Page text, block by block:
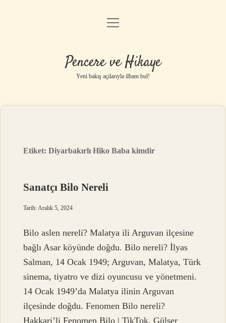
Anasayfa
Yasal Uyarı
menüyü
Pencere ve Hikaye
Yeni bakış açılarıyla ilham bul!
Etiket:Diyarbakırlı Hiko Baba kimdir
Sanatçı Bilo Nereli
Tarih: Aralık 5, 2024
Bilo aslen nereli? Malatya ili Arguvan ilçesine
bağlı Asar köyünde doğdu. Bilo nereli? İlyas
Salman, 14 Ocak 1949; Arguvan, Malatya, Türk
sinema, tiyatro ve dizi oyuncusu ve yönetmeni.
14 Ocak 1949’da Malatya ilinin Arguvan
ilçesinde doğdu. Fenomen Bilo nereli?
Hakkari’li Fenomen Bilo | TikTok. Gülser